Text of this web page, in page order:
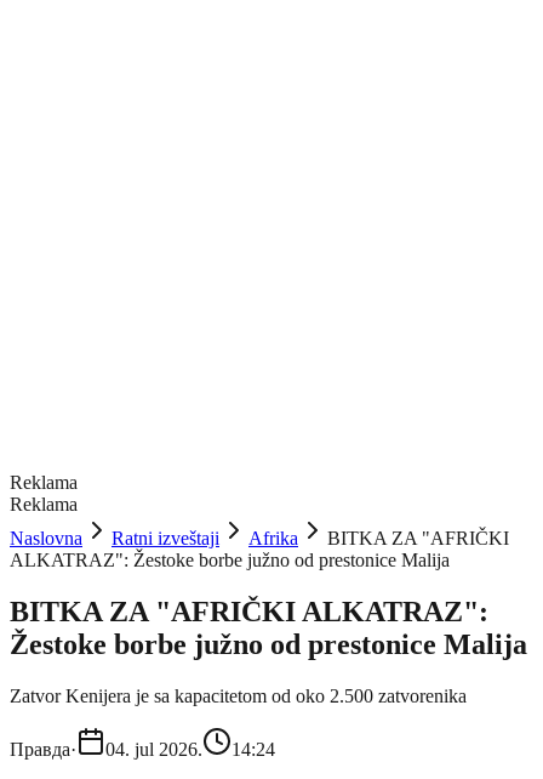
Reklama
Reklama
Naslovna
Ratni izveštaji Afrika
BITKA ZA "AFRIČKI
ALKATRAZ": Žestoke borbe južno od prestonice Malija
BITKA ZA "AFRIČKI ALKATRAZ":
Žestoke borbe južno od prestonice Malija
Zatvor Kenijera je sa kapacitetom od oko 2.500 zatvorenika
Правда· 04. jul 2026. 14:24